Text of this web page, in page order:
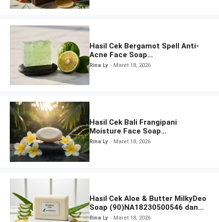
Hasil Cek Bergamot Spell Anti-
Acne Face Soap
(90)NA18231206852 dan Izin
Rina Ly Maret 18, 2026
Hasil Cek Bali Frangipani
Moisture Face Soap
(90)NA18231207276 dan Izin
Rina Ly Maret 18, 2026
Hasil Cek Aloe & Butter MilkyDeo
Soap (90)NA18230500546 dan
Izin BPOM
Rina Ly Maret 18, 2026